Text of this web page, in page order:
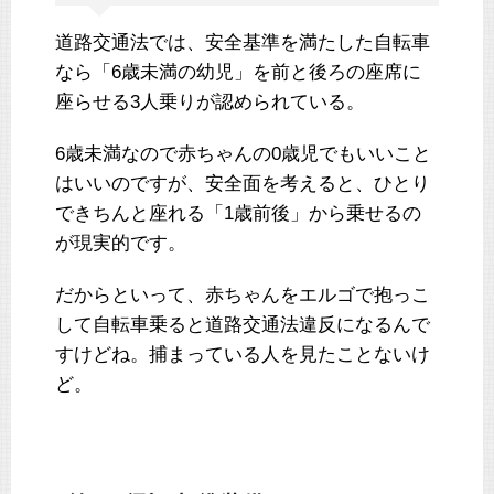
道路交通法では、安全基準を満たした自転車
なら「6歳未満の幼児」を前と後ろの座席に
座らせる3人乗りが認められている。
6歳未満なので赤ちゃんの0歳児でもいいこと
はいいのですが、安全面を考えると、ひとり
できちんと座れる「1歳前後」から乗せるの
が現実的です。
だからといって、赤ちゃんをエルゴで抱っこ
して自転車乗ると道路交通法違反になるんで
すけどね。捕まっている人を見たことないけ
ど。